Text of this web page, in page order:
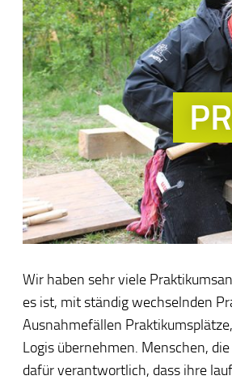
Wir haben sehr viele
es ist, mit ständig wechselnden
Ausnahmefällen
Logis übernehmen. Menschen,
dafür verantwortlich, dass ihre